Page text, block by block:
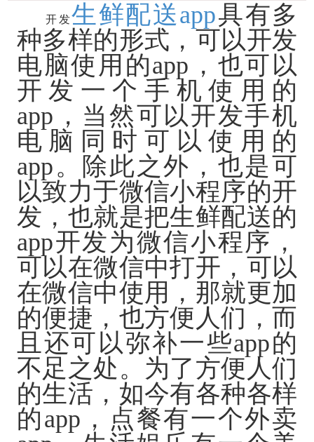
开发生鲜配送app具有多
种多样的形式，可以开发
电脑使用的app，也可以
开发一个手机使用的
app，当然可以开发手机
电脑同时可以使用的
app。除此之外，也是可
以致力于微信小程序的开
发，也就是把生鲜配送的
app开发为微信小程序，
可以在微信中打开，可以
在微信中使用，那就更加
的便捷，也方便人们，而
且还可以弥补一些app的
不足之处。为了方便人们
的生活，如今有各种各样
的app，点餐有一个外卖